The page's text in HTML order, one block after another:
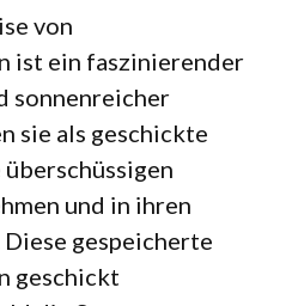
von
ist ein faszinierender
sonnenreicher
sie als geschickte
und in ihren
gespeicherte
geschickt